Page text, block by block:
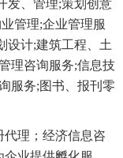
发、管理;策划创意
管理;企业管理服
设计;建筑工程、土
理咨询服务;信息技
服务;图书、报刊零
理；经济信息咨